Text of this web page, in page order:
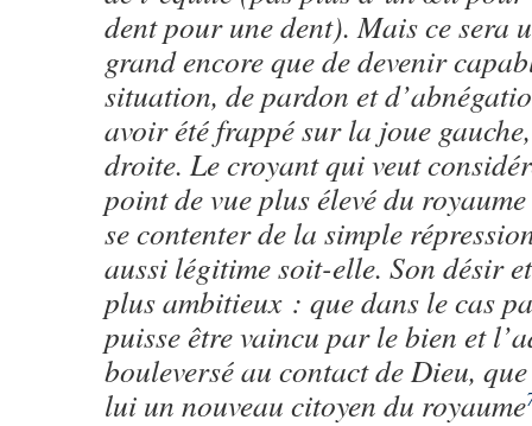
dent pour une dent). Mais ce sera
grand encore que de devenir
situation, de pardon et
avoir été frappé sur la joue
droite. Le croyant qui veut
point de vue plus élevé du
se contenter de la simple
aussi légitime soit-elle. Son désir
plus ambitieux : que dans le cas
puisse être vaincu par le bien et
bouleversé au contact de Dieu,
lui un nouveau citoyen du royaume